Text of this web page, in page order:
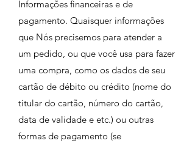
Informações financeiras e de
pagamento. Quaisquer informações
que Nós precisemos para atender a
um pedido, ou que você usa para fazer
uma compra, como os dados de seu
cartão de débito ou crédito (nome do
titular do cartão, número do cartão,
data de validade e etc.) ou outras
formas de pagamento (se